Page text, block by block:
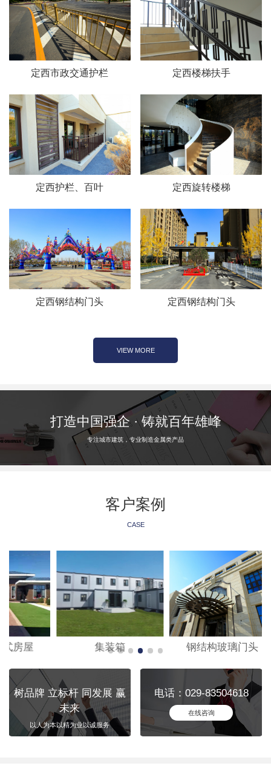
定西市政交通护栏 定西楼梯扶手
定西护栏、百叶 定西旋转楼梯
定西钢结构门头 定西钢结构门头
VIEW MORE
打造中国强企 · 铸就百年雄峰
专注城市建筑，专业制造金属类产品
客户案例
CASE
钢结构玻璃门头
树品牌 立标杆 同发展 赢
未来
以人为本以精为业以诚服务
电话：029-83504618
在线咨询